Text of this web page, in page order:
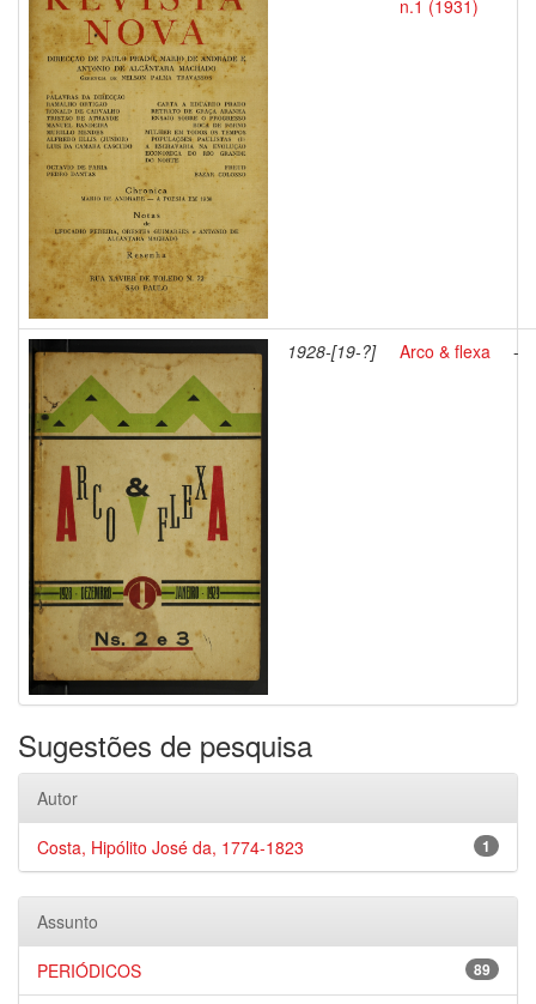
n.1 (1931)
1928-[19-?] Arco & flexa -
Sugestões de pesquisa
Autor
1
Costa, Hipólito José da, 1774-1823
Assunto
89
PERIÓDICOS